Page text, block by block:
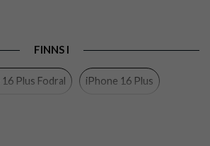
Kortfack, Löstagbart skal, MagSafe-
kompatibel
FINNS I
Plus Fodral iPhone 16 Plus